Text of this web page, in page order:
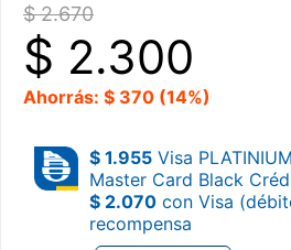
$ 2.670
$ 2.300
Ahorrás: $ 370 (14%)
$ 1.955 Visa
Master Card Black
$ 2.070 con Visa
recompensa